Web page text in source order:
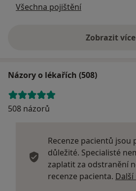
Všechna pojištění
Zobrazit více
Názory o lékařích (508)
508 názorů
Recenze pacientů jsou
důležité. Specialisté
zaplatit za odstranění
recenze pacienta.